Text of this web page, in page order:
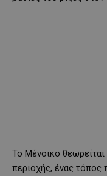
Το Μένοικο
περιοχής, ένας τόπος